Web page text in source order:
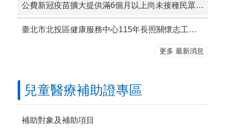
公費新冠疫苗擴大提供滿6個月以上尚未接種民眾接種，接種措施延長至115年9月28日止。
臺北市北投區健康服務中心115年長照關懷志工特殊教育訓練
更多 最新消息
兒童醫療補助證專區
補助對象及補助項目